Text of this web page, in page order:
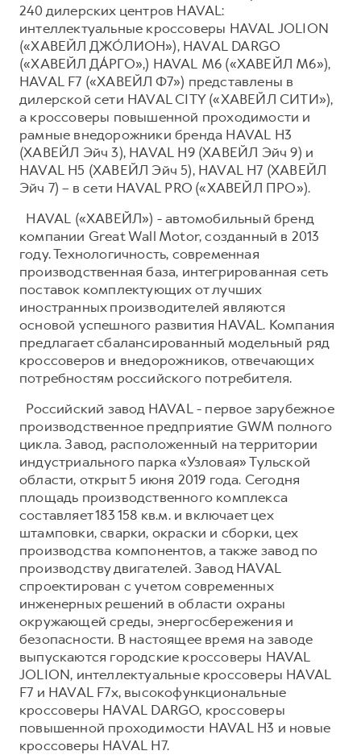
240 дилерских центров HAVAL:
интеллектуальные кроссоверы HAVAL JOLION
(«ХАВЕЙЛ ДЖО́ЛИОН»), HAVAL DARGO
(«ХАВЕЙЛ ДА́РГО»,) HAVAL М6 («ХАВЕЙЛ M6»),
HAVAL F7 («ХАВЕЙЛ Ф7») представлены в
дилерской сети HAVAL CITY («ХАВЕЙЛ СИТИ»),
а кроссоверы повышенной проходимости и
рамные внедорожники бренда HAVAL H3
(ХАВЕЙЛ Эйч 3), HAVAL H9 (ХАВЕЙЛ Эйч 9) и
HAVAL H5 (ХАВЕЙЛ Эйч 5), HAVAL H7 (ХАВЕЙЛ
Эйч 7) – в сети HAVAL PRO («ХАВЕЙЛ ПРО»).
HAVAL («ХАВЕЙЛ») - автомобильный бренд
компании Great Wall Motor, созданный в 2013
году. Технологичность, современная
производственная база, интегрированная сеть
поставок комплектующих от лучших
иностранных производителей являются
основой успешного развития HAVAL. Компания
предлагает сбалансированный модельный ряд
кроссоверов и внедорожников, отвечающих
потребностям российского потребителя.
Российский завод HAVAL - первое зарубежное
производственное предприятие GWM полного
цикла. Завод, расположенный на территории
индустриального парка «Узловая» Тульской
области, открыт 5 июня 2019 года. Сегодня
площадь производственного комплекса
составляет 183 158 кв.м. и включает цех
штамповки, сварки, окраски и сборки, цех
производства компонентов, а также завод по
производству двигателей. Завод HAVAL
спроектирован с учетом современных
инженерных решений в области охраны
окружающей среды, энергосбережения и
безопасности. В настоящее время на заводе
выпускаются городские кроссоверы HAVAL
JOLION, интеллектуальные кроссоверы HAVAL
F7 и HAVAL F7x, высокофункциональные
кроссоверы HAVAL DARGO, кроссоверы
повышенной проходимости HAVAL H3 и новые
кроссоверы HAVAL H7.